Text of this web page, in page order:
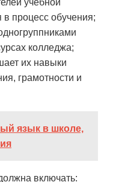
учебной
процесс обучения;
колледжа;
их навыки
грамотности и
язык в школе,
включать: